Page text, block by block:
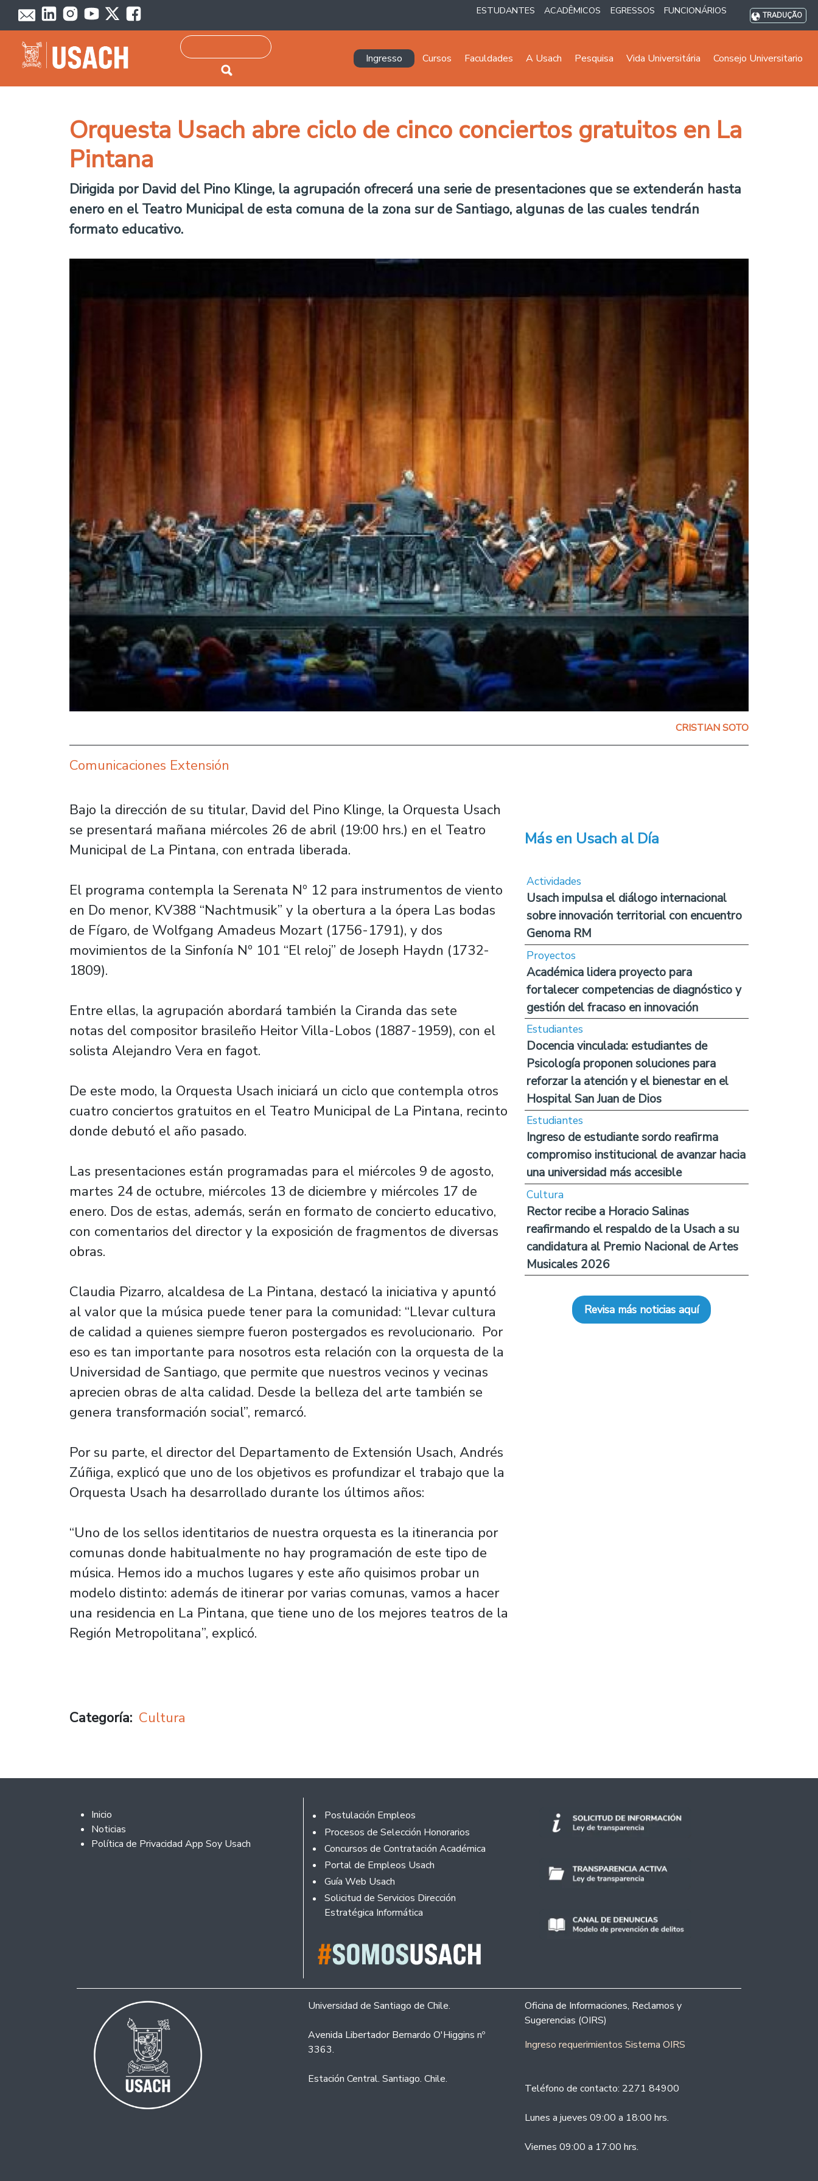
Passar para o conteúdo principal ESTUDANTES ACADÊMICOS EGRESSOS FUNCIONÁRIOS TRADUÇÃO
Pesquisar
Navegación principal
Ingresso Cursos Faculdades A Usach Pesquisa Vida Universitária Consejo Universitario
Orquesta Usach abre ciclo de cinco conciertos gratuitos en La
Pintana
Dirigida por David del Pino Klinge, la agrupación ofrecerá una serie de presentaciones que se extenderán hasta
enero en el Teatro Municipal de esta comuna de la zona sur de Santiago, algunas de las cuales tendrán
formato educativo.
CRISTIAN SOTO
Comunicaciones Extensión
Bajo la dirección de su titular, David del Pino Klinge, la Orquesta Usach
se presentará mañana miércoles 26 de abril (19:00 hrs.) en el Teatro
Municipal de La Pintana, con entrada liberada.
El programa contempla la Serenata Nº 12 para instrumentos de viento
en Do menor, KV388 “Nachtmusik” y la obertura a la ópera Las bodas
de Fígaro, de Wolfgang Amadeus Mozart (1756-1791), y dos
movimientos de la Sinfonía Nº 101 “El reloj” de Joseph Haydn (1732-
1809).
Entre ellas, la agrupación abordará también la Ciranda das sete
notas del compositor brasileño Heitor Villa-Lobos (1887-1959), con el
solista Alejandro Vera en fagot.
De este modo, la Orquesta Usach iniciará un ciclo que contempla otros
cuatro conciertos gratuitos en el Teatro Municipal de La Pintana, recinto
donde debutó el año pasado.
Las presentaciones están programadas para el miércoles 9 de agosto,
martes 24 de octubre, miércoles 13 de diciembre y miércoles 17 de
enero. Dos de estas, además, serán en formato de concierto educativo,
con comentarios del director y la exposición de fragmentos de diversas
obras.
Claudia Pizarro, alcaldesa de La Pintana, destacó la iniciativa y apuntó
al valor que la música puede tener para la comunidad: “Llevar cultura
de calidad a quienes siempre fueron postergados es revolucionario. Por
eso es tan importante para nosotros esta relación con la orquesta de la
Universidad de Santiago, que permite que nuestros vecinos y vecinas
aprecien obras de alta calidad. Desde la belleza del arte también se
genera transformación social”, remarcó.
Por su parte, el director del Departamento de Extensión Usach, Andrés
Zúñiga, explicó que uno de los objetivos es profundizar el trabajo que la
Orquesta Usach ha desarrollado durante los últimos años:
“Uno de los sellos identitarios de nuestra orquesta es la itinerancia por
comunas donde habitualmente no hay programación de este tipo de
música. Hemos ido a muchos lugares y este año quisimos probar un
modelo distinto: además de itinerar por varias comunas, vamos a hacer
una residencia en La Pintana, que tiene uno de los mejores teatros de la
Región Metropolitana”, explicó.
Categoría Cultura
Más en Usach al Día
Actividades
Usach impulsa el diálogo internacional
sobre innovación territorial con encuentro
Genoma RM
Proyectos
Académica lidera proyecto para
fortalecer competencias de diagnóstico y
gestión del fracaso en innovación
Estudiantes
Docencia vinculada: estudiantes de
Psicología proponen soluciones para
reforzar la atención y el bienestar en el
Hospital San Juan de Dios
Estudiantes
Ingreso de estudiante sordo reafirma
compromiso institucional de avanzar hacia
una universidad más accesible
Cultura
Rector recibe a Horacio Salinas
reafirmando el respaldo de la Usach a su
candidatura al Premio Nacional de Artes
Musicales 2026
Revisa más noticias aquí
Footer 2
Inicio
Noticias
Política de Privacidad App Soy Usach
Rodapé
Postulación Empleos
Procesos de Selección Honorarios
Concursos de Contratación Académica
Portal de Empleos Usach
Guía Web Usach
Solicitud de Servicios Dirección
Estratégica Informática
Universidad de Santiago de Chile.
Avenida Libertador Bernardo O'Higgins nº
3363.
Estación Central. Santiago. Chile.
Oficina de Informaciones, Reclamos y
Sugerencias (OIRS)
Ingreso requerimientos Sistema OIRS
Teléfono de contacto: 2271 84900
Lunes a jueves 09:00 a 18:00 hrs.
Viernes 09:00 a 17:00 hrs.